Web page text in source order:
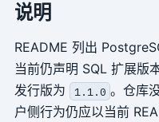
说明
README 列出
当前仍声明 SQL 扩展版
发行版为
1.1.0 。仓库
户侧行为仍应以当前